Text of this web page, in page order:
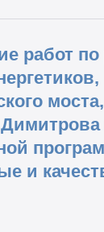
работ по
моста,
Димитрова
и